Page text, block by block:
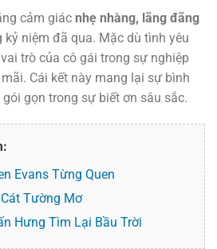
cảm giác nhẹ nhàng, lãng đãng
kỷ niệm đã qua. Mặc dù tình yêu
trò của cô gái trong sự nghiệp
Cái kết này mang lại sự bình
gọn trong sự biết ơn sâu sắc.
Evans Từng Quen
Tường Mơ
Hưng Tìm Lại Bầu Trời